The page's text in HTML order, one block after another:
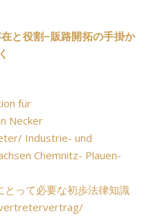
と役割−販路開拓の手掛か
für
Necker
Industrie- und
Chemnitz- Plauen-
って必要な初歩法律知識